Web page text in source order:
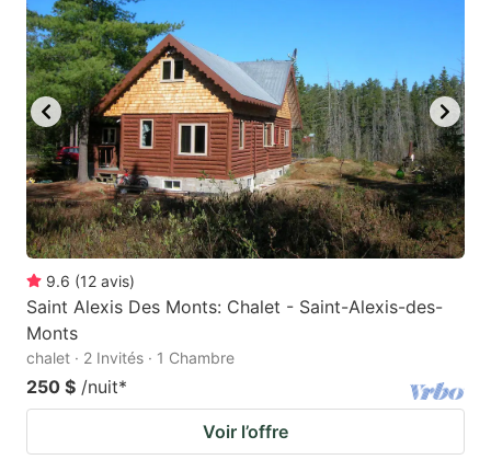
9.6 (12 avis)
Saint Alexis Des Monts: Chalet - Saint-Alexis-des-
Monts
chalet · 2 Invités · 1 Chambre
250 $ /nuit*
Voir l’offre